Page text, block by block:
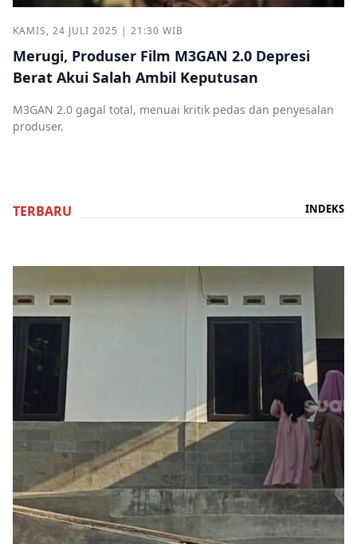
KAMIS, 24 JULI 2025 | 21:30 WIB
Merugi, Produser Film M3GAN 2.0 Depresi
Berat Akui Salah Ambil Keputusan
M3GAN 2.0 gagal total, menuai kritik pedas dan penyesalan
produser.
TERBARU INDEKS